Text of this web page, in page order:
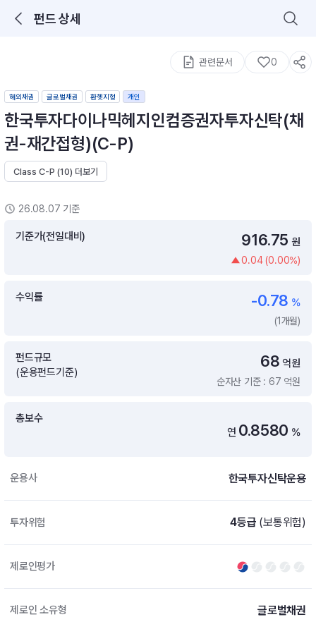
펀드 상세
구성종목 검색
관련문서 0
해외채권 글로벌채권 환헷지형 개인
한국투자다이나믹헤지인컴증권자투자신탁(채
권-재간접형)(C-P)
Class C-P (10) 더보기
26.08.07 기준
기준가(전일대비) 916.75 원
0.04 (0.00%)
수익률 -0.78 %
(1개월)
펀드규모
(운용펀드기준)
68 억원
순자산 기준 : 67 억원
총보수
연 0.8580 %
운용사 한국투자신탁운용
투자위험 4등급 (보통위험)
제로인평가
제로인 소유형 글로벌채권
추천 메뉴
ETF 랭킹
월배당 · 모으기 · 포트래빗 관리
월배당 포트
포트래빗 관리
미국 ETF 검색
ETF 비교
연금 ETF 검색
ETF트렌드 ETF 랭킹 · ETF 찾기 · 종목찾기
미국ETF테마
연금 펀드 검색
투자 라이브러리
ETF 처음투자
내맘대로 만들기
DIY 포트 관리
고객라운지
이벤트
공지사항
FAQ